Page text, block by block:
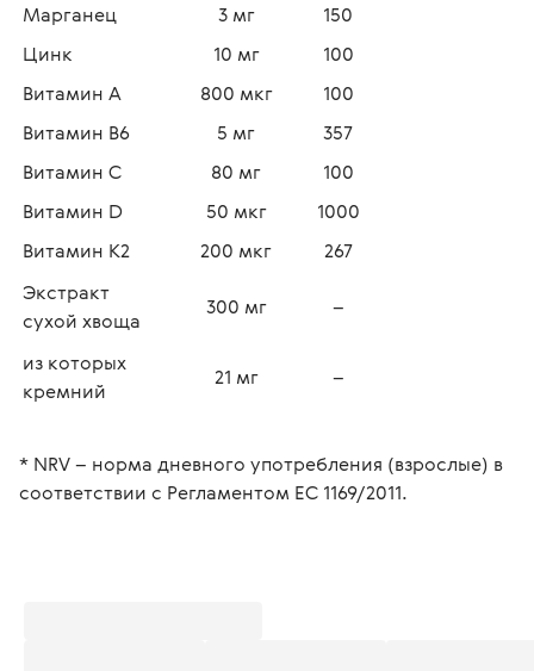
Марганец
3 мг
150
Цинк
10 мг
100
Витамин А
800 мкг
100
Витамин B6
5 мг
357
Витамин С
80 мг
100
Витамин D
50 мкг
1000
Витамин К2
200 мкг
267
Экстракт
сухой хвоща
300 мг –
из которых
кремний
21 мг –
* NRV – норма дневного употребления (взрослые) в
соответствии с Регламентом ЕС 1169/2011.